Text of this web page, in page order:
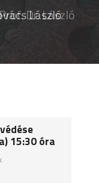
Dr. László
15:30 óra